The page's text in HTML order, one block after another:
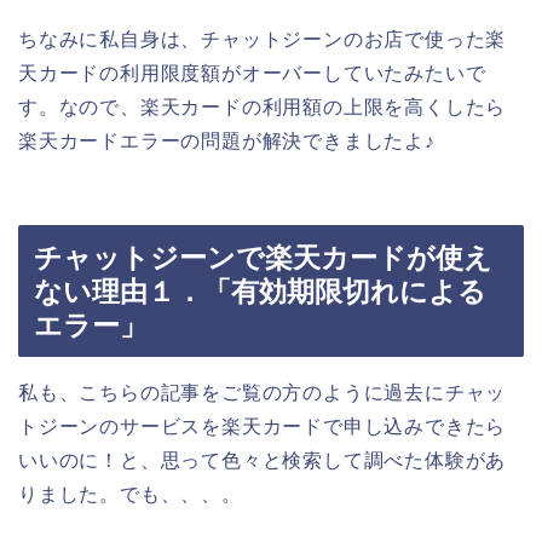
ちなみに私自身は、チャットジーンのお店で使った楽
天カードの利用限度額がオーバーしていたみたいで
す。なので、楽天カードの利用額の上限を高くしたら
楽天カードエラーの問題が解決できましたよ♪
チャットジーンで楽天カードが使え
ない理由１．「有効期限切れによる
エラー」
私も、こちらの記事をご覧の方のように過去にチャッ
トジーンのサービスを楽天カードで申し込みできたら
いいのに！と、思って色々と検索して調べた体験があ
りました。でも、、、。